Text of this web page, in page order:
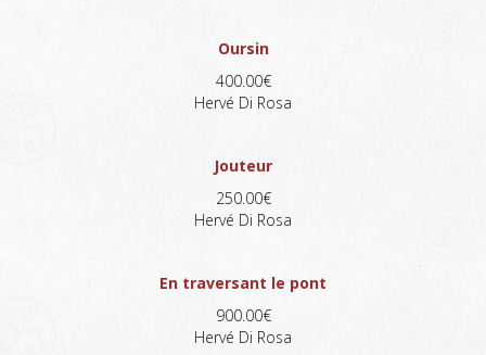
Oursin
400.00€
Hervé Di Rosa
Jouteur
250.00€
Hervé Di Rosa
En traversant le pont
900.00€
Hervé Di Rosa